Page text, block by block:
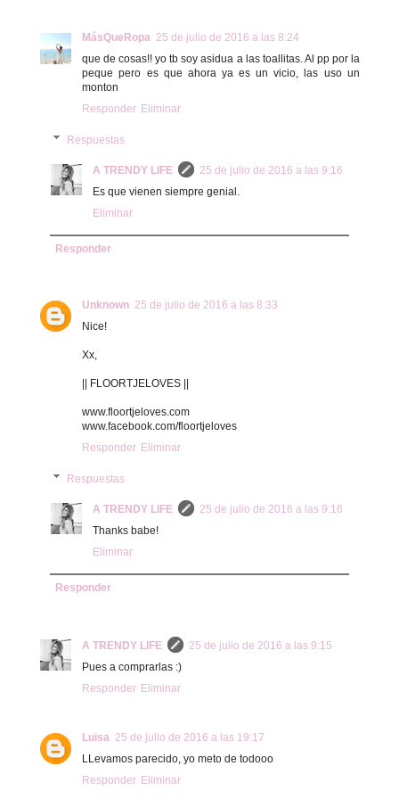
MásQueRopa 25 de julio de 2016 a las 8:24
que de cosas!! yo tb soy asidua a las toallitas. Al pp por la
peque pero es que ahora ya es un vicio, las uso un
monton
Responder Eliminar
Respuestas
A TRENDY LIFE
25 de julio de 2016 a las 9:16
Es que vienen siempre genial.
Eliminar
Responder
Unknown 25 de julio de 2016 a las 8:33
Nice!
Xx,
|| FLOORTJELOVES ||
www.floortjeloves.com
www.facebook.com/floortjeloves
Responder Eliminar
Respuestas
A TRENDY LIFE
25 de julio de 2016 a las 9:16
Thanks babe!
Eliminar
Responder
A TRENDY LIFE
25 de julio de 2016 a las 9:15
Pues a comprarlas :)
Responder Eliminar
Luisa 25 de julio de 2016 a las 19:17
LLevamos parecido, yo meto de todooo
Responder Eliminar